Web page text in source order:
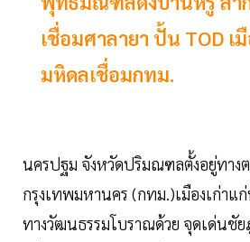
เชื่อมศาลายา ปั้น TOD เ
มหิดลเชื่อมกทม.
นครปฐม จังหวัดปริมณฑลตั้งอยู่ทาง
กรุงเทพมหานคร (กทม.)เมืองเก่าแ
ทางวัฒนธรรมโบราณด้วย จุดเด่นชั